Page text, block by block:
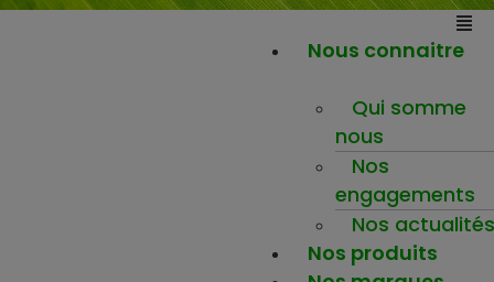
Nous connaitre
Qui somme
nous
Nos
engagements
Nos actualités
Nos produits